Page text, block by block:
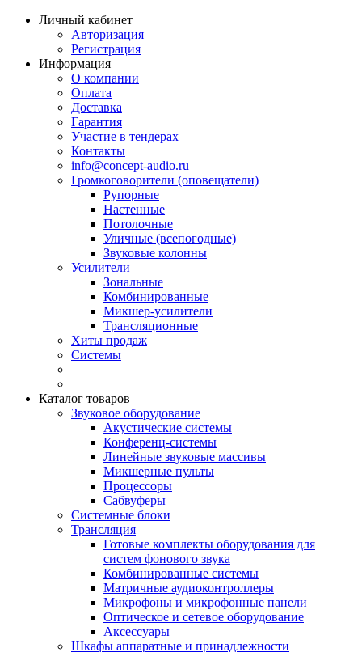
Личный кабинет
Авторизация
Регистрация
Информация
О компании
Оплата
Доставка
Гарантия
Участие в тендерах
Контакты
info@concept-audio.ru
Громкоговорители (оповещатели)
Рупорные
Настенные
Потолочные
Уличные (всепогодные)
Звуковые колонны
Усилители
Зональные
Комбинированные
Микшер-усилители
Трансляционные
Хиты продаж
Системы
Каталог товаров
Звуковое оборудование
Акустические системы
Конференц-системы
Линейные звуковые массивы
Микшерные пульты
Процессоры
Сабвуферы
Системные блоки
Трансляция
Готовые комплекты оборудования для
систем фонового звука
Комбинированные системы
Матричные аудиоконтроллеры
Микрофоны и микрофонные панели
Оптическое и сетевое оборудование
Аксессуары
Шкафы аппаратные и принадлежности